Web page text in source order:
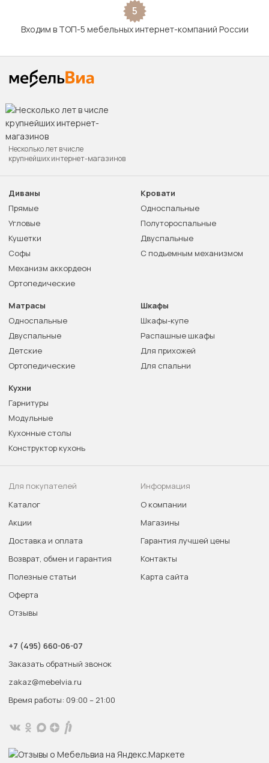
5
Входим в ТОП-5 мебельных интернет-компаний России
Несколько лет в числе
крупнейших интернет-магазинов
Диваны
Прямые
Угловые
Кушетки
Софы
Механизм аккордеон
Ортопедические
Кровати
Односпальные
Полутороспальные
Двуспальные
С подъемным механизмом
Матрасы
Односпальные
Двуспальные
Детские
Ортопедические
Шкафы
Шкафы-купе
Распашные шкафы
Для прихожей
Для спальни
Кухни
Гарнитуры
Модульные
Кухонные столы
Конструктор кухонь
Для покупателей
Каталог
Акции
Доставка и оплата
Возврат, обмен и гарантия
Полезные статьи
Оферта
Отзывы
Информация
О компании
Магазины
Гарантия лучшей цены
Контакты
Карта сайта
+7 (495) 660-06-07
Заказать обратный звонок
zakaz@mebelvia.ru
Время работы: 09:00 – 21:00